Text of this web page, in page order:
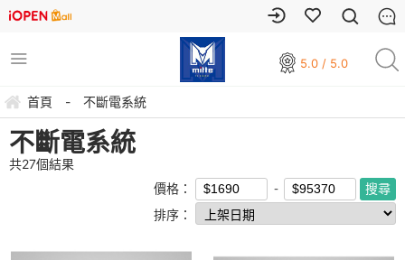
5.0 / 5.0
首頁 - 不斷電系統
不斷電系統
共27個結果
價格：
排序：